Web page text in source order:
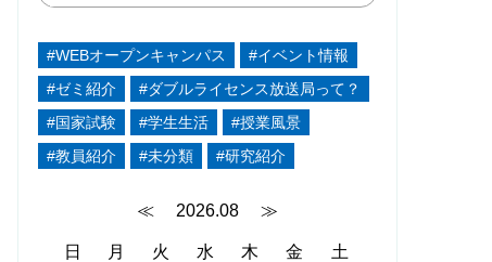
#WEBオープンキャンパス
#イベント情報
#ゼミ紹介
#ダブルライセンス放送局って？
#国家試験
#学生生活
#授業風景
#教員紹介
#未分類 #研究紹介
≪ 2026.08 ≫
日 月 火 水 木 金
土